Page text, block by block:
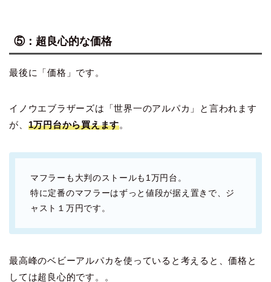
⑤：超良心的な価格
最後に「価格」です。
イノウエブラザーズは「世界一のアルパカ」と言われます
が、 1万円台から買えます。
マフラーも大判のストールも1万円台。
特に定番のマフラーはずっと値段が据え置きで、ジ
ャスト１万円です。
最高峰のベビーアルパカを使っていると考えると、価格と
しては超良心的です。。